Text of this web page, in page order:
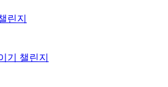
린지
기 챌린지